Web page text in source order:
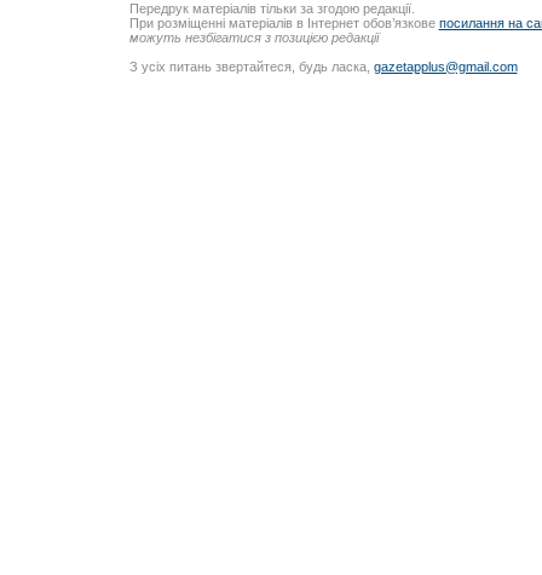
Передрук матеріалів тільки за згодою редакції.
При розміщенні матеріалів в Інтернет обов’язкове посилання на
можуть незбігатися з позицією редакції
З усіх питань звертайтеся, будь ласка, gazetapplus@gmail.com